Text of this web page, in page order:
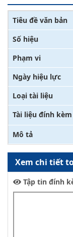
Tiêu đề văn bản
Số hiệu
Phạm vi
Ngày hiệu lực
Loại tài liệu
Tài liệu đính kèm
Mô tả
Xem chi tiết
Tập tin đính